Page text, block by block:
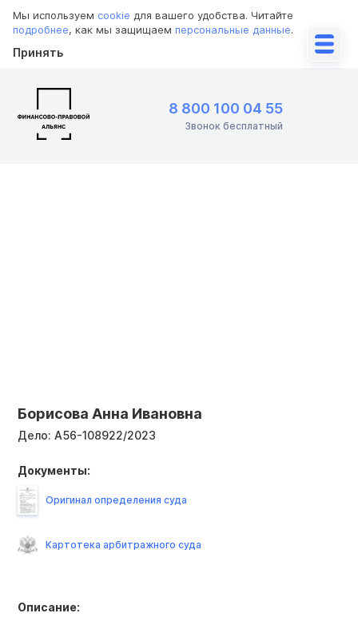
Мы используем cookie для вашего удобства. Читайте
подробнее, как мы защищаем персональные данные.
Принять
8 800 100 04 55
Звонок бесплатный
Борисова Анна Ивановна
Дело: А56-108922/2023
Описание:
Документы:
Оригинал определения суда
Картотека арбитражного суда